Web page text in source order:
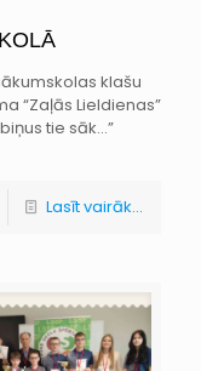
klašu
“Zaļās Lieldienas”
tie sāk…”
Lasīt vairāk...